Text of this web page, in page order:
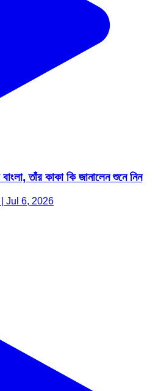
তাঁর কাকা কি জানালেন শুনে নিন
Jul 6, 2026